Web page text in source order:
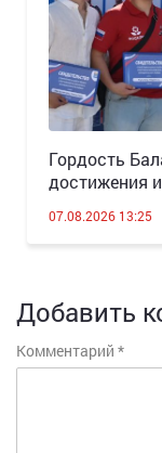
Гордость
достижения
07.08.2026 13:25
Добавить
Комментарий *